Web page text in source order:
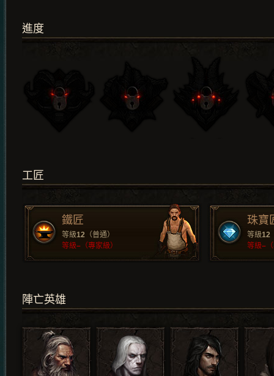
進度
工匠
鐵匠
等級12 （普通）
等級– （專家級）
珠寶
等級12
等級–
陣亡英雄